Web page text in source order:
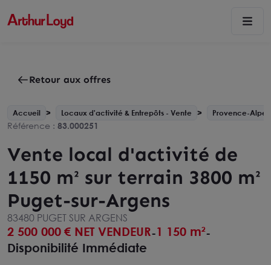
Retour aux offres
Accueil Locaux d'activité & Entrepôts - Vente Provence-
Référence : 83.000251
Vente local d'activité de
1150 m² sur terrain 3800 m²
Puget-sur-Argens
83480 PUGET SUR ARGENS
2 500 000 € NET VENDEUR-1 150 m²-
Disponibilité Immédiate